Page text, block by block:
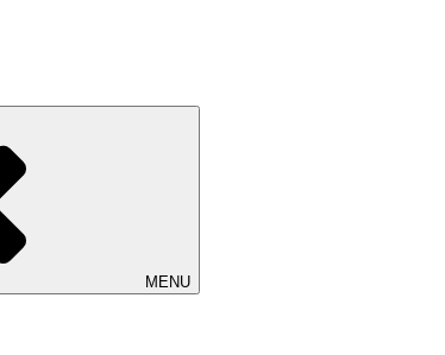
。 ご縁を頂いております工芸作家、アーティス
MENU